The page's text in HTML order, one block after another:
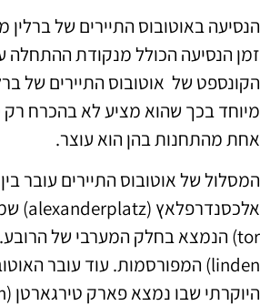
הנסיעה באוטובוס התיירים של ברלין
זמן הנסיעה הכולל מנקודת ההתחלה
הקונספט של אוטובוס התיירים של
מיוחד בכך שהוא מציע לא בהכרח
אחת מהתחנות בהן הוא עוצר.
היוקרתי שבו נמצא פארק טירגארטן (tiergarten) ושדרות הקורפונסטדאם (kurdunstdam) המכונות קודאם.